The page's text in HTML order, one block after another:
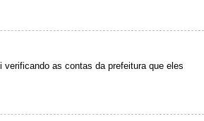
as contas da prefeitura que eles